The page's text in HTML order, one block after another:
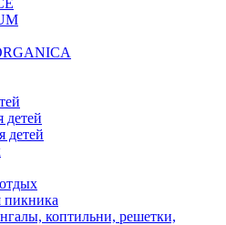
детей
детей
пикника
коптильни, решетки,